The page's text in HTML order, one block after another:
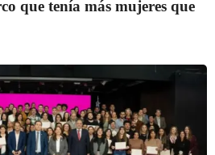
que tenía más mujeres que